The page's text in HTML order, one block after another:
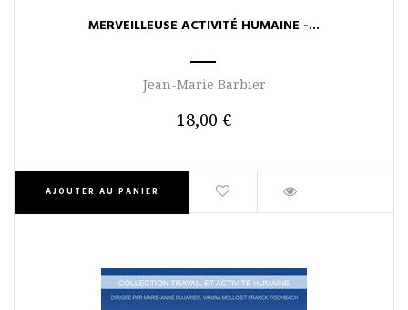
AJOUTER AU PANIER
MERVEILLEUSE ACTIVITÉ HUMAINE -...
Jean-Marie Barbier
18,00 €